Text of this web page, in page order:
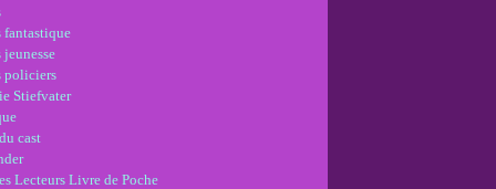
fantastique
policiers
Stiefvater
cast
Lecteurs Livre de Poche